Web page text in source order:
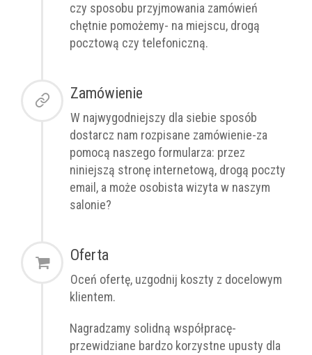
czy sposobu przyjmowania zamówień
chętnie pomożemy- na miejscu, drogą
pocztową czy telefoniczną.
Zamówienie
W najwygodniejszy dla siebie sposób
dostarcz nam rozpisane zamówienie-za
pomocą naszego formularza: przez
niniejszą stronę internetową, drogą poczty
email, a może osobista wizyta w naszym
salonie?
Oferta
Oceń ofertę, uzgodnij koszty z docelowym
klientem.
Nagradzamy solidną współpracę-
przewidziane bardzo korzystne upusty dla